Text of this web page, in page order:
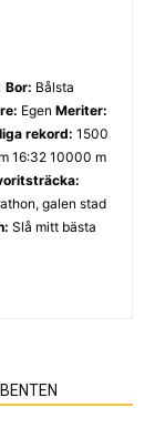
Bor: Bålsta
Egen Meriter:
rekord: 1500
16:32 10000 m
galen stad
Slå mitt bästa